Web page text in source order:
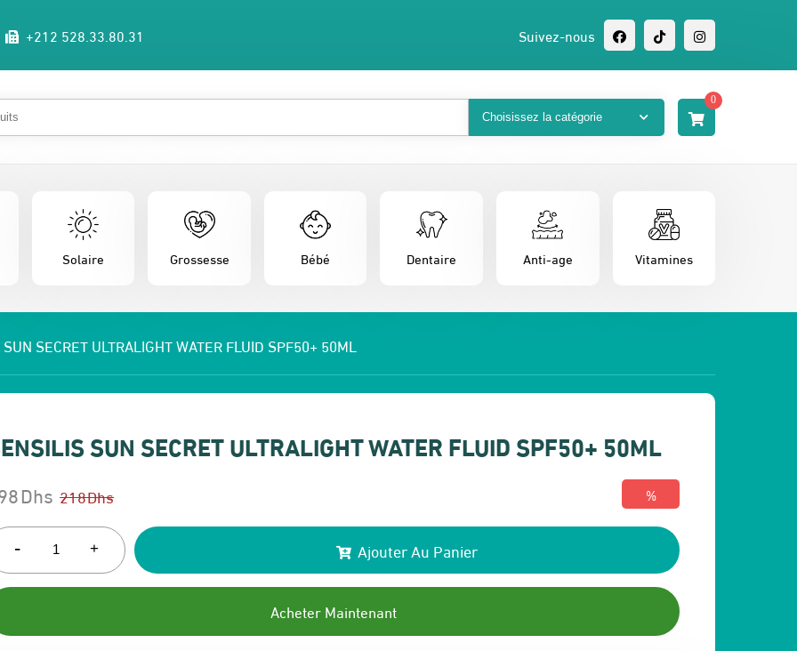
+212 528.33.80.31 Suivez-nous
0
Solaire Grossesse Bébé Dentaire Anti-age Vitamines
SECRET ULTRALIGHT WATER FLUID SPF50+ 50ML
SUN SECRET ULTRALIGHT WATER FLUID SPF50+ 50ML
218Dhs
Le
:
Dhs.
Dhs
Le
:
Dhs.
%
- + Ajouter Au Panier
Acheter Maintenant